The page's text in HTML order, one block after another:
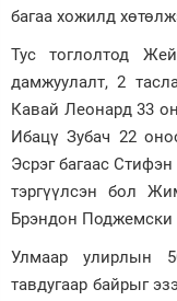
багаа хожилд
Тус тоглолтод
дамжуулалт, 2
Кавай Леонард 33
Ибацү Зубач 22
Эсрэг багаас
тэргүүлсэн бол
Брэндон Поджемски
Улмаар улирлын
тавдугаар байрыг